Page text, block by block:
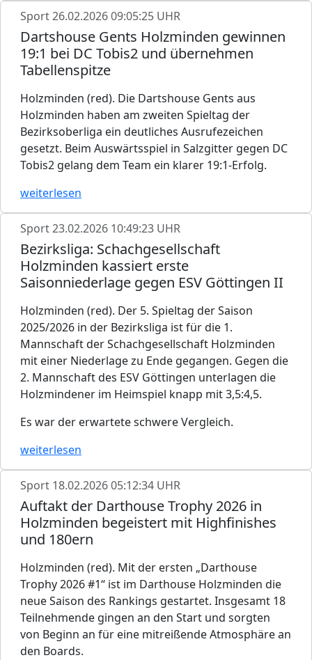
Sport26.02.2026 09:05:25 UHR
Dartshouse Gents Holzminden gewinnen
19:1 bei DC Tobis2 und übernehmen
Tabellenspitze
Holzminden (red). Die Dartshouse Gents aus
Holzminden haben am zweiten Spieltag der
Bezirksoberliga ein deutliches Ausrufezeichen
gesetzt. Beim Auswärtsspiel in Salzgitter gegen DC
Tobis2 gelang dem Team ein klarer 19:1-Erfolg.
weiterlesen
Sport23.02.2026 10:49:23 UHR
Bezirksliga: Schachgesellschaft
Holzminden kassiert erste
Saisonniederlage gegen ESV Göttingen II
Holzminden (red). Der 5. Spieltag der Saison
2025/2026 in der Bezirksliga ist für die 1.
Mannschaft der Schachgesellschaft Holzminden
mit einer Niederlage zu Ende gegangen. Gegen die
2. Mannschaft des ESV Göttingen unterlagen die
Holzmindener im Heimspiel knapp mit 3,5:4,5.
Es war der erwartete schwere Vergleich.
weiterlesen
Sport 18.02.2026 05:12:34 UHR
Auftakt der Darthouse Trophy 2026 in
Holzminden begeistert mit Highfinishes
und 180ern
Holzminden (red). Mit der ersten „Darthouse
Trophy 2026 #1“ ist im Darthouse Holzminden die
neue Saison des Rankings gestartet. Insgesamt 18
Teilnehmende gingen an den Start und sorgten
von Beginn an für eine mitreißende Atmosphäre an
den Boards.